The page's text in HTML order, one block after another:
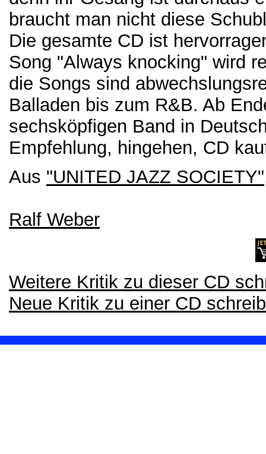
braucht man nicht diese
Die gesamte CD ist
Song "Always knocking" wird
die Songs sind
Balladen bis zum R&B. Ab
sechsköpfigen Band in
Empfehlung, hingehen, CD
Aus "UNITED JAZZ SOCIETY"
Ralf Weber
Weitere Kritik zu dieser CD
Neue Kritik zu einer CD